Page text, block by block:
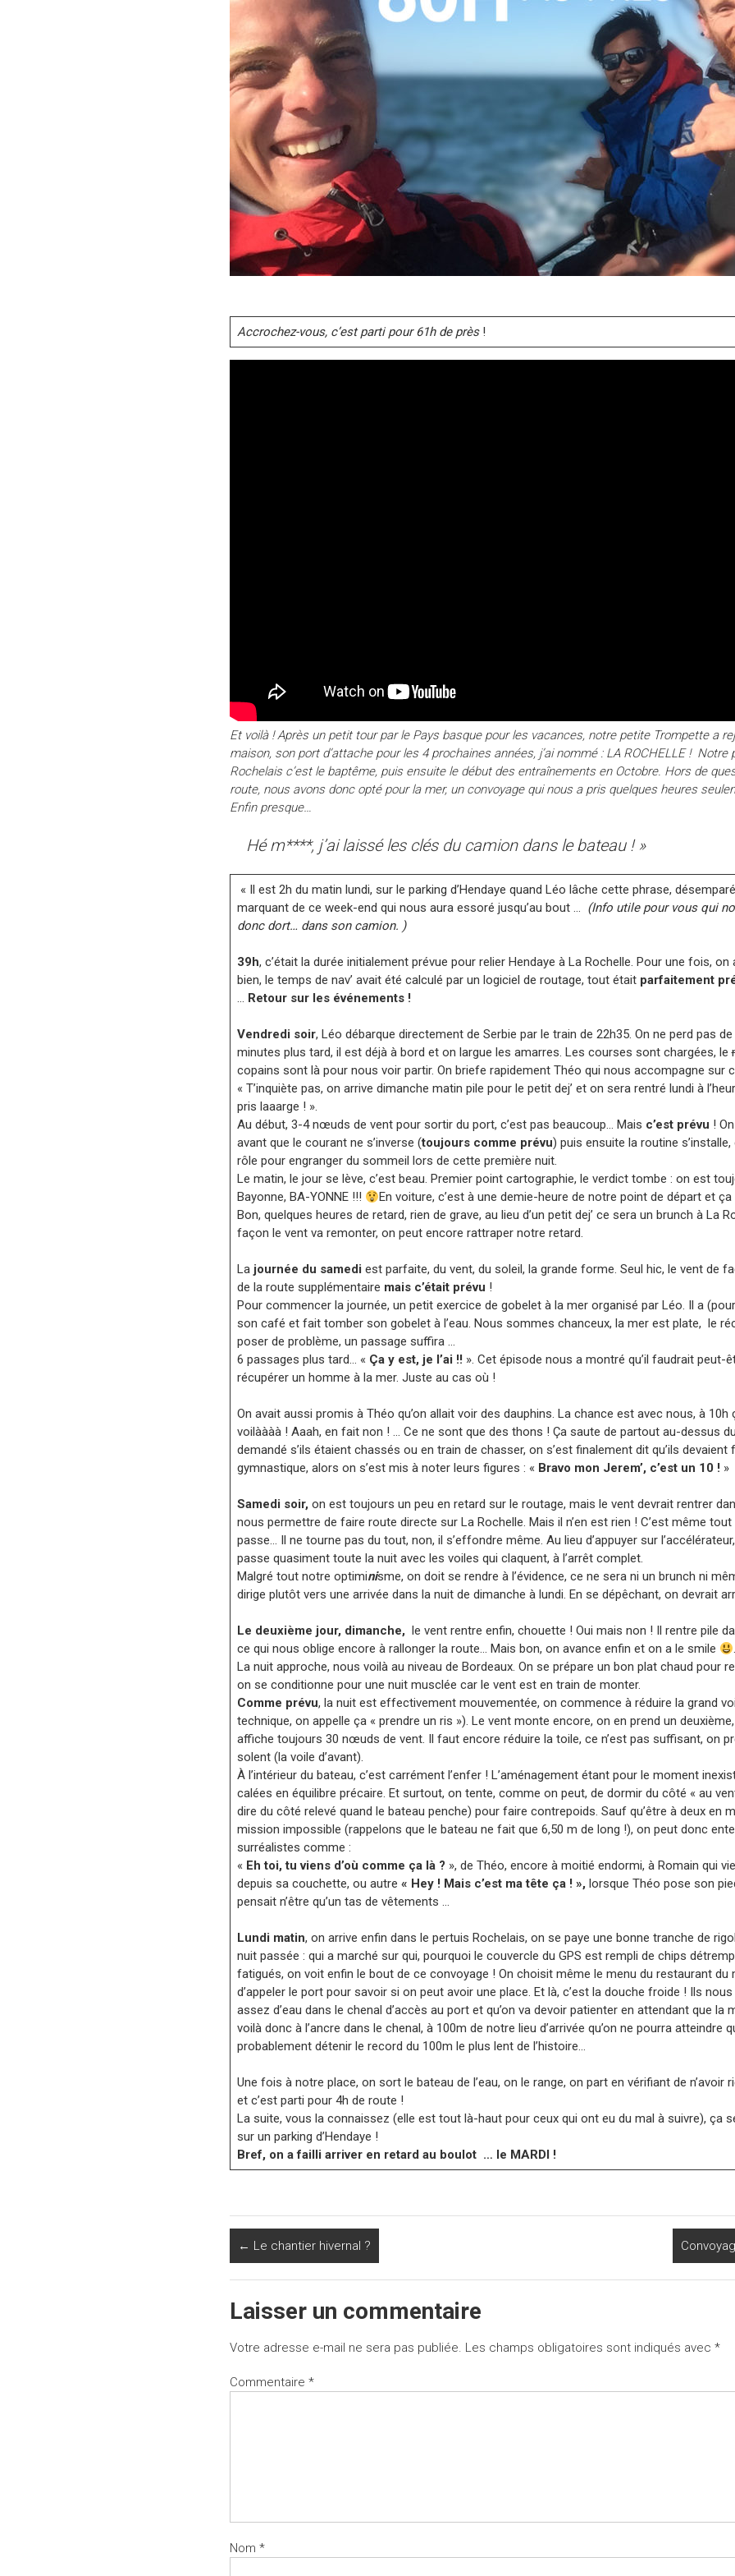
Accrochez-vous, c’est parti pour 61h de près!
Et voilà ! Après un petit tour par le Pays basque pour les vacances, notre petite Trompette a
maison, son port d’attache pour les 4 prochaines années, j’ai nommé : LA ROCHELLE ! Notre
Rochelais c’est le baptême, puis ensuite le début des entraînements en Octobre. Hors de
route, nous avons donc opté pour la mer, un convoyage qui nous a pris quelques heures
Enfin presque…
Hé m****, j’ai laissé les clés du camion dans le bateau ! »
« Il est 2h du matin lundi, sur le parking d’Hendaye quand Léo lâche cette phrase,
marquant de ce week-end qui nous aura essoré jusqu’au bout … (Info utile pour vous qui
donc dort… dans son camion. )
39h, c’était la durée initialement prévue pour relier Hendaye à La Rochelle. Pour une fois,
bien, le temps de nav’ avait été calculé par un logiciel de routage, tout était parfaitement
… Retour sur les événements !
Vendredi soir, Léo débarque directement de Serbie par le train de 22h35. On ne perd pas
minutes plus tard, il est déjà à bord et on largue les amarres. Les courses sont chargées, le
copains sont là pour nous voir partir. On briefe rapidement Théo qui nous accompagne sur
« T’inquiète pas, on arrive dimanche matin pile pour le petit dej’ et on sera rentré lundi à
pris laaarge ! ».
Au début, 3-4 nœuds de vent pour sortir du port, c’est pas beaucoup… Mais c’est prévu !
avant que le courant ne s’inverse (toujours comme prévu) puis ensuite la routine
rôle pour engranger du sommeil lors de cette première nuit.
Le matin, le jour se lève, c’est beau. Premier point cartographie, le verdict tombe : on est
Bayonne, BA-YONNE !!!
En voiture, c’est à une demie-heure de notre point de départ et
Bon, quelques heures de retard, rien de grave, au lieu d’un petit dej’ ce sera un brunch à La
façon le vent va remonter, on peut encore rattraper notre retard.
Lajournée du samedi est parfaite, du vent, du soleil, la grande forme. Seul hic, le vent de
de la route supplémentaire mais c’était prévu !
Pour commencer la journée, un petit exercice de gobelet à la mer organisé par Léo. Il a
son café et fait tomber son gobelet à l’eau. Nous sommes chanceux, la mer est plate, le
poser de problème, un passage suffira …
6 passages plus tard… « Ça y est, je l’ai !! ». Cet épisode nous a montré qu’il faudrait peut-
récupérer un homme à la mer. Juste au cas où !
On avait aussi promis à Théo qu’on allait voir des dauphins. La chance est avec nous, à 10h
voilàààà ! Aaah, en fait non ! … Ce ne sont que des thons ! Ça saute de partout au-dessus
demandé s’ils étaient chassés ou en train de chasser, on s’est finalement dit qu’ils
gymnastique, alors on s’est mis à noter leurs figures : « Bravo mon Jerem’, c’est un 10 ! »
Samedi soir, on est toujours un peu en retard sur le routage, mais le vent devrait rentrer
nous permettre de faire route directe sur La Rochelle. Mais il n’en est rien ! C’est même tout
passe… Il ne tourne pas du tout, non, il s’effondre même. Au lieu d’appuyer sur l’accélérateur,
passe quasiment toute la nuit avec les voiles qui claquent, à l’arrêt complet.
Malgré tout notre optiminisme, on doit se rendre à l’évidence, ce ne sera ni un brunch ni
dirige plutôt vers une arrivée dans la nuit de dimanche à lundi. En se dépêchant, on devrait
Le deuxième jour, dimanche, le vent rentre enfin, chouette ! Oui mais non ! Il rentre pile
ce qui nous oblige encore à rallonger la route… Mais bon, on avance enfin et on a le smile
.
La nuit approche, nous voilà au niveau de Bordeaux. On se prépare un bon plat chaud pour
on se conditionne pour une nuit musclée car le vent est en train de monter.
Comme prévu, la nuit est effectivement mouvementée, on commence à réduire la grand
technique, on appelle ça « prendre un ris »). Le vent monte encore, on en prend un
affiche toujours 30 nœuds de vent. Il faut encore réduire la toile, ce n’est pas suffisant, on
solent (la voile d’avant).
À l’intérieur du bateau, c’est carrément l’enfer ! L’aménagement étant pour le moment
calées en équilibre précaire. Et surtout, on tente, comme on peut, de dormir du côté « au
dire du côté relevé quand le bateau penche) pour faire contrepoids. Sauf qu’être à deux en
mission impossible (rappelons que le bateau ne fait que 6,50 m de long !), on peut donc
surréalistes comme :
« Eh toi, tu viens d’où comme ça là ? », de Théo, encore à moitié endormi, à Romain qui
depuis sa couchette, ou autre « Hey ! Mais c’est ma tête ça ! », lorsque Théo pose son
pensait n’être qu’un tas de vêtements …
Lundi matin, on arrive enfin dans le pertuis Rochelais, on se paye une bonne tranche de
nuit passée : qui a marché sur qui, pourquoi le couvercle du GPS est rempli de chips
fatigués, on voit enfin le bout de ce convoyage ! On choisit même le menu du restaurant du
d’appeler le port pour savoir si on peut avoir une place. Et là, c’est la douche froide ! Ils nous
assez d’eau dans le chenal d’accès au port et qu’on va devoir patienter en attendant que la
voilà donc à l’ancre dans le chenal, à 100m de notre lieu d’arrivée qu’on ne pourra atteindre
probablement détenir le record du 100m le plus lent de l’histoire…
Une fois à notre place, on sort le bateau de l’eau, on le range, on part en vérifiant de n’avoir
et c’est parti pour 4h de route !
La suite, vous la connaissez (elle est tout là-haut pour ceux qui ont eu du mal à suivre), ça
sur un parking d’Hendaye !
Bref, on a failli arriver en retard au boulot … le MARDI !
← Le chantier hivernal ?
Laisser un commentaire
Votre adresse e-mail ne sera pas publiée. Les champs obligatoires sont indiqués avec*
Commentaire*
Nom*